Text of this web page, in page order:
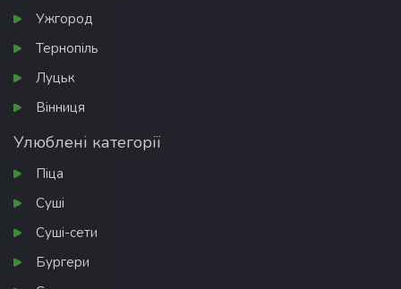
Ужгород
Тернопіль
Луцьк
Вінниця
Улюблені категорії
Піца
Суші
Суші-сети
Бургери